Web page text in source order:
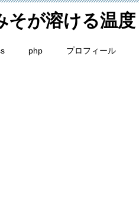
そが溶ける温度
php プロフィール